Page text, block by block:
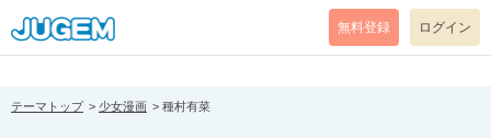
[pear_error: message="Success" code=0 mode=return level=notice
prefix="" info=""]
無料登録 ログイン
テーマトップ 少女漫画 種村有菜